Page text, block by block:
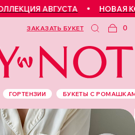
АВГУСТА НОВАЯ
0
ЗАКАЗАТЬ БУКЕТ
БУКЕТЫ С
ГОРТЕНЗИИ